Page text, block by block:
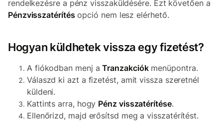
rendelkezésre a pénz visszaküldésére. Ezt követően a
Pénzvisszatérítés opció nem lesz elérhető.
Hogyan küldhetek vissza egy fizetést?
A fiókodban menj aTranzakciókmenüpontra.
Válaszd ki azt a fizetést, amit vissza szeretnél
küldeni.
Kattints arra, hogy Pénz visszatérítése.
Ellenőrizd, majd erősítsd meg a visszatérítést.